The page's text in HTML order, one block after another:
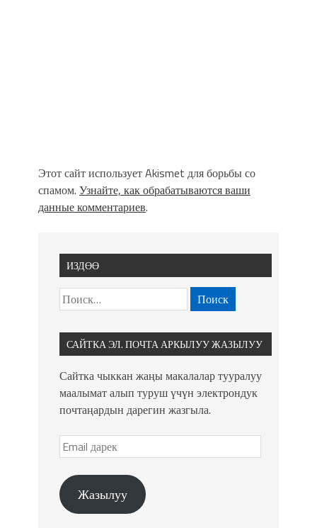
Этот сайт использует Akismet для борьбы со
спамом. Узнайте, как обрабатываются ваши
данные комментариев.
ИЗДӨӨ
САЙТКА ЭЛ. ПОЧТА АРКЫЛУУ ЖАЗЫЛУУ
Сайтка чыккан жаңы макалалар тууралуу
маалымат алып туруш үчүн электрондук
почтаңардын дарегин жазгыла.
Жазылуу